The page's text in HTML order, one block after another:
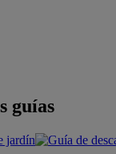
guías